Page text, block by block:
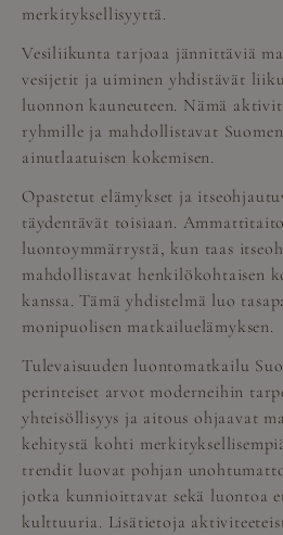
merkityksellisyyttä.
Vesiliikunta tarjoaa jännittäviä
vesijetit ja uiminen yhdistävät
luonnon kauneuteen. Nämä
ryhmille ja mahdollistavat
ainutlaatuisen kokemisen.
Opastetut elämykset ja
täydentävät toisiaan.
luontoymmärrystä, kun taas
mahdollistavat henkilökohtaisen
kanssa. Tämä yhdistelmä luo
monipuolisen matkailuelämyksen.
Tulevaisuuden luontomatkailu
perinteiset arvot moderneihin
yhteisöllisyys ja aitous ohjaavat
kehitystä kohti
trendit luovat pohjan
jotka kunnioittavat sekä luontoa
kulttuuria. Lisätietoja